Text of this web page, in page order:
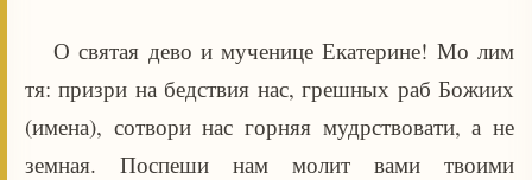
О святая дево и мученице Екатерине! Мо лим
тя: призри на бедствия нас, грешных раб Божиих
(имена), сотвори нас горняя мудрствовати, а не
земная. Поспеши нам молит вами твоими